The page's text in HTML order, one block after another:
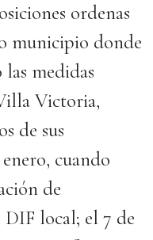
ordenas
municipio donde
medidas
Victoria,
de sus
cuando
de
local; el 7 de